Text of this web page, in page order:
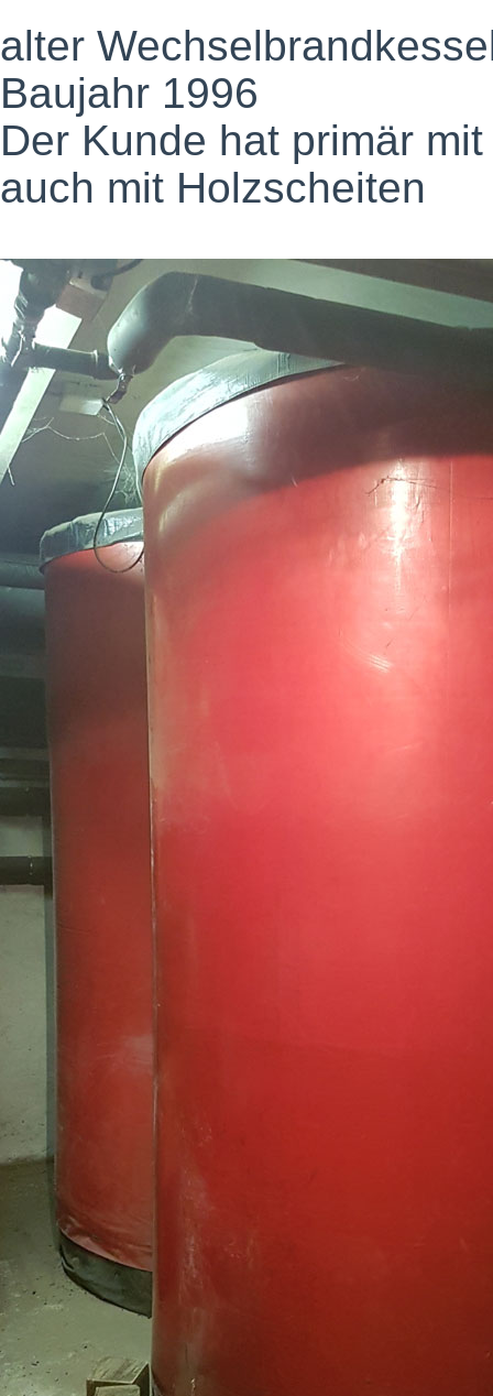
alter
Baujahr 1996
Der Kunde hat primär
auch mit Holzscheiten